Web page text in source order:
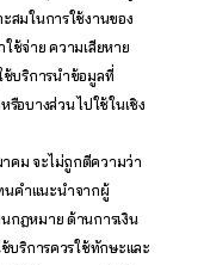
สมในการใช้งานของ
ช้จ่าย ความเสียหาย
ช้บริการนำข้อมูลที่
อบางส่วน ไปใช้ในเชิง
คม จะไม่ถูกตีความว่า
นคำแนะนำจากผู้
กฎหมาย ด้านการเงิน
บริการควรใช้ทักษะและ